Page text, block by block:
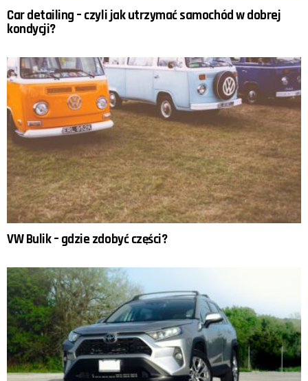
Car detailing – czyli jak utrzymać samochód w dobrej
kondycji?
VW Bulik – gdzie zdobyć części?